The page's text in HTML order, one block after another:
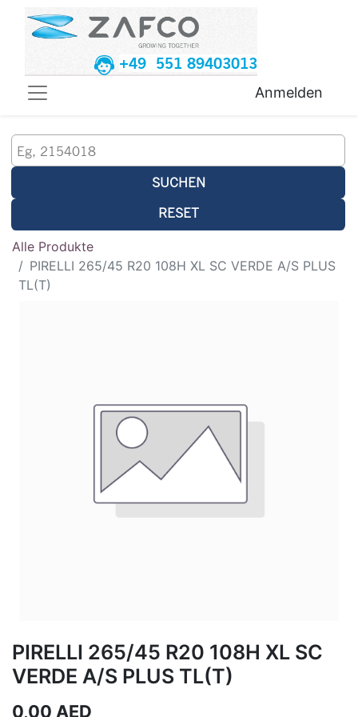
+49 551 89403013
Anmelden
SUCHEN
RESET
Alle Produkte
PIRELLI 265/45 R20 108H XL SC VERDE A/S PLUS
TL(T)
PIRELLI 265/45 R20 108H XL SC
VERDE A/S PLUS TL(T)
0,00 AED